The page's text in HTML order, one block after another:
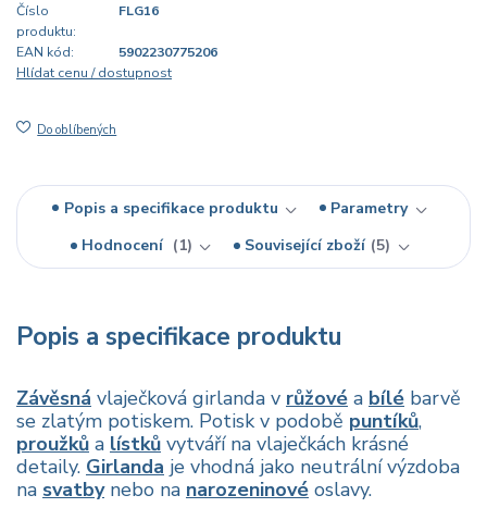
Číslo
produktu:
FLG16
EAN kód:
5902230775206
Hlídat cenu / dostupnost
Do oblíbených
Popis a specifikace produktu
Parametry
Hodnocení
1 Související zboží 5
Popis a specifikace produktu
Závěsná vlaječková girlanda v růžové a bílé barvě
se zlatým potiskem. Potisk v podobě puntíků,
proužků a lístků vytváří na vlaječkách krásné
detaily. Girlanda je vhodná jako neutrální výzdoba
na svatbynebo na narozeninové oslavy.